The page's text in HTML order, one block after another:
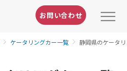
お問い合わせ
ケータリングカー一覧 静岡県のケータ